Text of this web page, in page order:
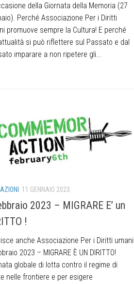
della Giornata della Memoria (27
Perché Associazione Per i Diritti
promuove sempre la Cultura! E perché
si può riflettere sul Passato e dal
imparare a non ripetere gli...
11 GENNAIO 2023
2023 – MIGRARE E’ un
!
anche Associazione Per i Diritti umani
2023 – MIGRARE È UN DIRITTO!
globale di lotta contro il regime di
nelle frontiere e per esigere